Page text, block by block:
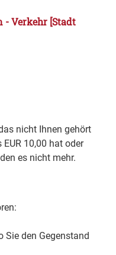
- Verkehr [Stadt
nicht Ihnen gehört
10,00 hat oder
es nicht mehr.
Sie den Gegenstand